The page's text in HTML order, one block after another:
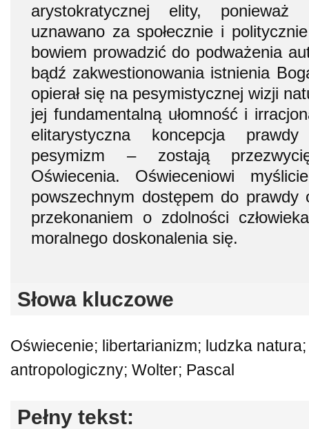
arystokratycznej elity, ponieważ
uznawano za społecznie i
bowiem prowadzić do podważenia
bądź zakwestionowania istnienia
opierał się na pesymistycznej wizji
jej fundamentalną ułomność i
elitarystyczna koncepcja
pesymizm – zostają
Oświecenia. Oświeceniowi
powszechnym dostępem do prawdy
przekonaniem o zdolności
moralnego doskonalenia się.
Słowa kluczowe
Oświecenie; libertarianizm; ludzka
antropologiczny; Wolter; Pascal
Pełny tekst: